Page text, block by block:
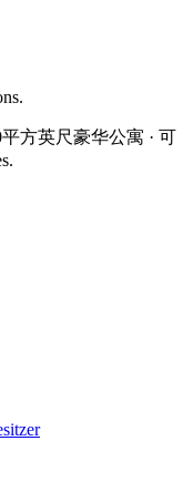
方英尺豪华公寓 · 可